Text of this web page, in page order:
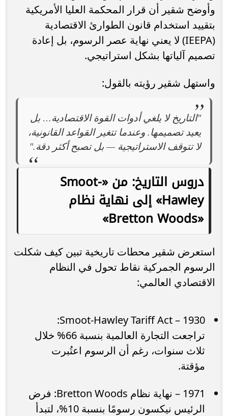
وأوضح شقير أن قرار المحكمة العليا الأمريكية
بتقييد استخدام قانون الطوارئ الاقتصادية
(IEEPA) لا يعني نهاية عصر الرسوم، بل إعادة
تصميم آلياتها بشكل استراتيجي.
واستهل شقير رؤيته بالقول:
"التاريخ لا يلغي أدوات القوة الاقتصادية… بل
يعيد تصميمها. وعندما تتغير القواعد القانونية،
لا تتوقف الاستراتيجية — بل تصبح أكثر دقة."
دروس التاريخ: من «Smoot-
Hawley» إلى نهاية نظام
«Bretton Woods»
استعرض شقير محطات تاريخية تبين كيف شكلت
الرسوم الجمركية نقاط تحول في النظام
الاقتصادي العالمي:
1930 – Smoot-Hawley Tariff Act:
تراجعت التجارة العالمية بنسبة 66% خلال
ثلاث سنوات، رغم أن الرسوم اعتُبرت
مؤقتة.
1971 – نهاية نظام Bretton Woods: فرض
الرئيس نيكسون رسومًا بنسبة 10%، لتبدأ